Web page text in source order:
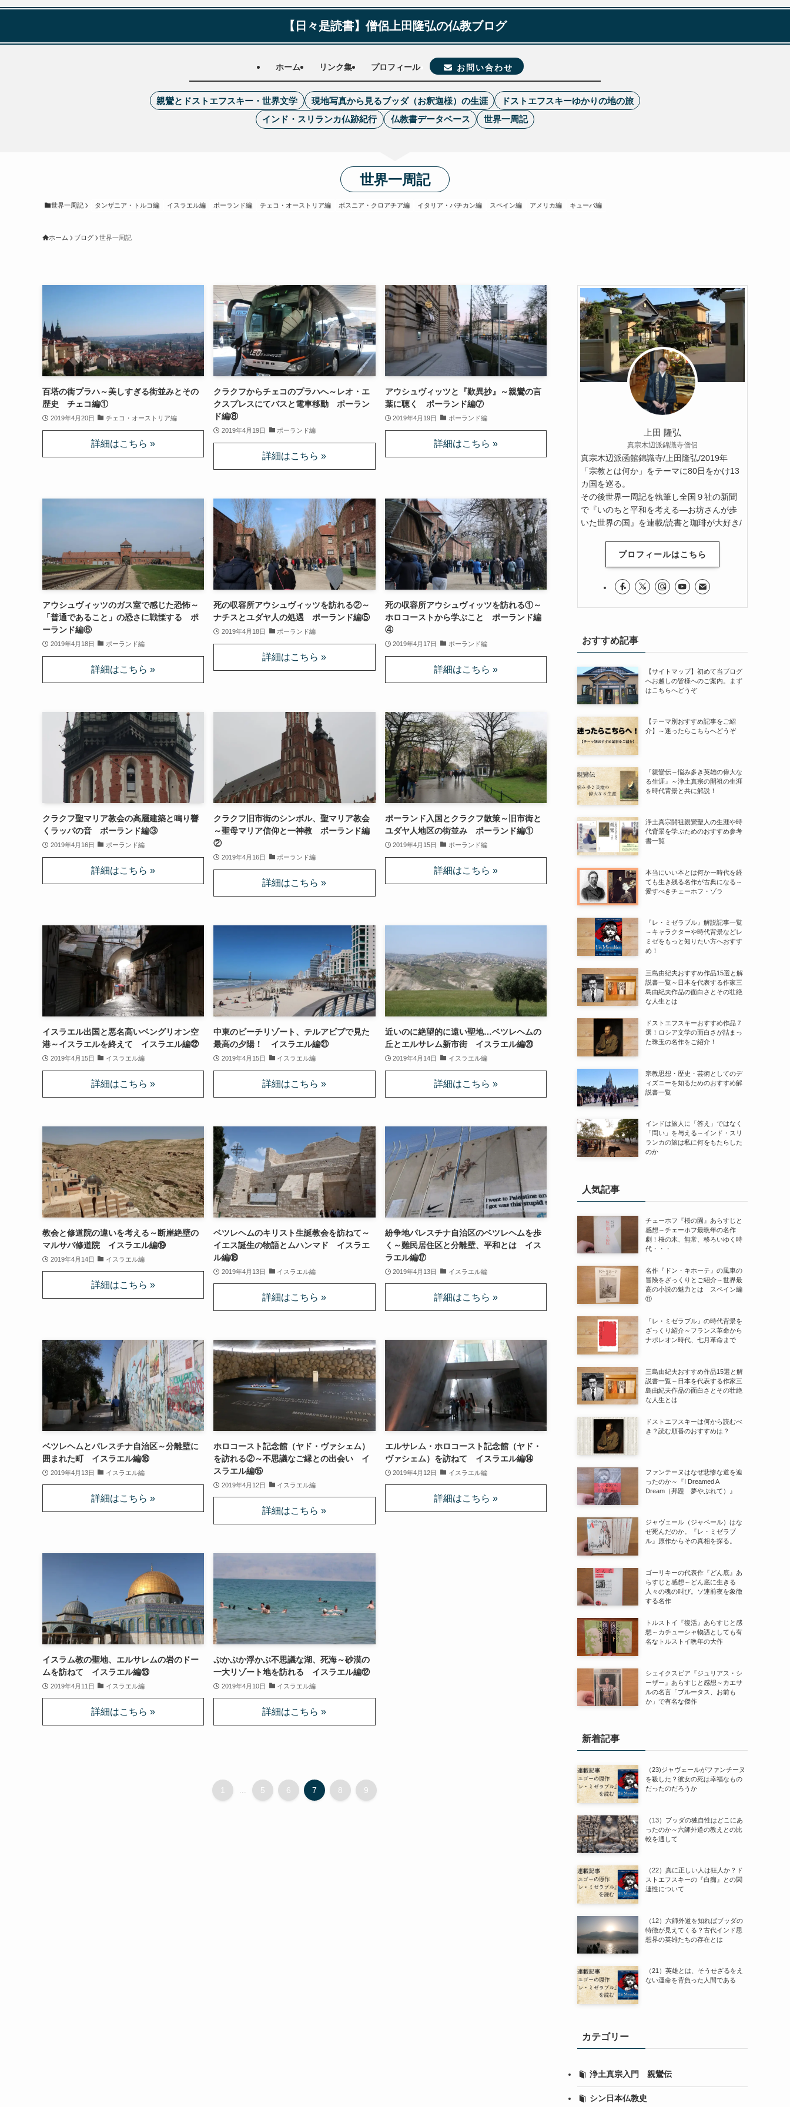
【日々是読書】僧侶上田隆弘の仏教ブログ
ホーム リンク集 プロフィール お問い合わせ
親鸞とドストエフスキー・世界文学 現地写真から見るブッダ（お釈迦様）の生涯
ドストエフスキーゆかりの地の旅
インド・スリランカ仏跡紀行
仏教書データベース 世界一周記
世界一周記
世界一周記 タンザニア・トルコ編 イスラエル編 ポーランド編 チェコ・オーストリア編 ボスニア・クロアチア編 イタリア・バチカン編 スペイン編 アメリカ編 キューバ編
ホーム ブログ 世界一周記
百塔の街プラハ～美しすぎる街並みとその
歴史 チェコ編①
2019年4月20日 チェコ・オーストリア編
クラクフからチェコのプラハへ～レオ・エ
クスプレスにてバスと電車移動 ポーラン
ド編⑧
2019年4月19日 ポーランド編
アウシュヴィッツと『歎異抄』～親鸞の言
葉に聴く ポーランド編⑦
2019年4月19日 ポーランド編
アウシュヴィッツのガス室で感じた恐怖～
「普通であること」の恐さに戦慄する ポ
ーランド編⑥
2019年4月18日 ポーランド編
死の収容所アウシュヴィッツを訪れる②～
ナチスとユダヤ人の処遇 ポーランド編⑤
2019年4月18日 ポーランド編
死の収容所アウシュヴィッツを訪れる①～
ホロコーストから学ぶこと ポーランド編
④
2019年4月17日 ポーランド編
クラクフ聖マリア教会の高層建築と鳴り響
くラッパの音 ポーランド編③
2019年4月16日 ポーランド編
クラクフ旧市街のシンボル、聖マリア教会
～聖母マリア信仰と一神教 ポーランド編
②
2019年4月16日 ポーランド編
ポーランド入国とクラクフ散策～旧市街と
ユダヤ人地区の街並み ポーランド編①
2019年4月15日 ポーランド編
イスラエル出国と悪名高いベングリオン空
港～イスラエルを終えて イスラエル編㉒
2019年4月15日 イスラエル編
中東のビーチリゾート、テルアビブで見た
最高の夕陽！ イスラエル編㉑
2019年4月15日 イスラエル編
近いのに絶望的に遠い聖地…ベツレヘムの
丘とエルサレム新市街 イスラエル編⑳
2019年4月14日 イスラエル編
教会と修道院の違いを考える～断崖絶壁の
マルサバ修道院 イスラエル編⑲
2019年4月14日 イスラエル編
ベツレヘムのキリスト生誕教会を訪ねて～
イエス誕生の物語とムハンマド イスラエ
ル編⑱
2019年4月13日 イスラエル編
紛争地パレスチナ自治区のベツレヘムを歩
く～難民居住区と分離壁、平和とは イス
ラエル編⑰
2019年4月13日 イスラエル編
ベツレヘムとパレスチナ自治区～分離壁に
囲まれた町 イスラエル編⑯
2019年4月13日 イスラエル編
ホロコースト記念館（ヤド・ヴァシェム）
を訪れる②～不思議なご縁との出会い イ
スラエル編⑮
2019年4月12日 イスラエル編
エルサレム・ホロコースト記念館（ヤド・
ヴァシェム）を訪ねて イスラエル編⑭
2019年4月12日 イスラエル編
イスラム教の聖地、エルサレムの岩のドー
ムを訪ねて イスラエル編⑬
2019年4月11日 イスラエル編
ぷかぷか浮かぶ不思議な湖、死海～砂漠の
一大リゾート地を訪れる イスラエル編⑫
2019年4月10日 イスラエル編
1 ... 5 6 7 8 9
上田 隆弘
真宗木辺派錦識寺僧侶
真宗木辺派函館錦識寺/上田隆弘/2019年
「宗教とは何か」をテーマに80日をかけ13
カ国を巡る。
その後世界一周記を執筆し全国９社の新聞
で『いのちと平和を考える―お坊さんが歩
いた世界の国』を連載/読書と珈琲が大好き/
プロフィールはこちら
おすすめ記事
【サイトマップ】初めて当ブログ
へお越しの皆様へのご案内。まず
はこちらへどうぞ
【テーマ別おすすめ記事をご紹
介】～迷ったらこちらへどうぞ
『親鸞伝～悩み多き英雄の偉大な
る生涯』～浄土真宗の開祖の生涯
を時代背景と共に解説！
浄土真宗開祖親鸞聖人の生涯や時
代背景を学ぶためのおすすめ参考
書一覧
本当にいい本とは何かー時代を経
ても生き残る名作が古典になる～
愛すべきチェーホフ・ゾラ
『レ・ミゼラブル』解説記事一覧
～キャラクターや時代背景などレ
ミゼをもっと知りたい方へおすす
め！
三島由紀夫おすすめ作品15選と解
説書一覧～日本を代表する作家三
島由紀夫作品の面白さとその壮絶
な人生とは
ドストエフスキーおすすめ作品７
選！ロシア文学の面白さが詰まっ
た珠玉の名作をご紹介！
宗教思想・歴史・芸術としてのデ
ィズニーを知るためのおすすめ解
説書一覧
インドは旅人に「答え」ではなく
「問い」を与える～インド・スリ
ランカの旅は私に何をもたらした
のか
人気記事
チェーホフ『桜の園』あらすじと
感想～チェーホフ最晩年の名作
劇！桜の木、無常、移ろいゆく時
代・・・
名作『ドン・キホーテ』の風車の
冒険をざっくりとご紹介～世界最
高の小説の魅力とは スペイン編
⑪
『レ・ミゼラブル』の時代背景を
ざっくり紹介～フランス革命から
ナポレオン時代、七月革命まで
三島由紀夫おすすめ作品15選と解
説書一覧～日本を代表する作家三
島由紀夫作品の面白さとその壮絶
な人生とは
ドストエフスキーは何から読むべ
き？読む順番のおすすめは？
ファンテーヌはなぜ悲惨な道を辿
ったのか～『I Dreamed A
Dream（邦題 夢やぶれて）』
ジャヴェール（ジャベール）はな
ぜ死んだのか。『レ・ミゼラブ
ル』原作からその真相を探る。
ゴーリキーの代表作『どん底』あ
らすじと感想～どん底に生きる
人々の魂の叫び。ソ連前夜を象徴
する名作
トルストイ『復活』あらすじと感
想～カチューシャ物語としても有
名なトルストイ晩年の大作
シェイクスピア『ジュリアス・シ
ーザー』あらすじと感想～カエサ
ルの名言「ブルータス、お前も
か」で有名な傑作
新着記事
（23)ジャヴェールがファンチーヌ
を殺した？彼女の死は幸福なもの
だったのだろうか
（13）ブッダの独自性はどこにあ
ったのか～六師外道の教えとの比
較を通して
（22）真に正しい人は狂人か？ド
ストエフスキーの『白痴』との関
連性について
（12）六師外道を知ればブッダの
特徴が見えてくる？古代インド思
想界の英雄たちの存在とは
（21）英雄とは、そうせざるをえ
ない運命を背負った人間である
カテゴリー
浄土真宗入門 親鸞伝
シン日本仏教史